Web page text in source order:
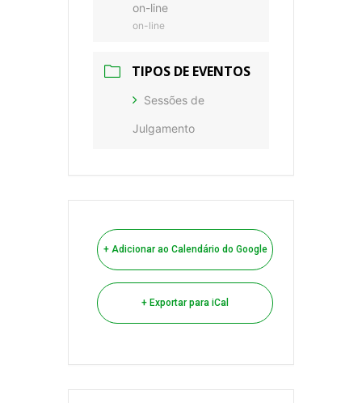
on-line
on-line
TIPOS DE EVENTOS
Sessões de
Julgamento
+ Adicionar ao Calendário do Google
+ Exportar para iCal